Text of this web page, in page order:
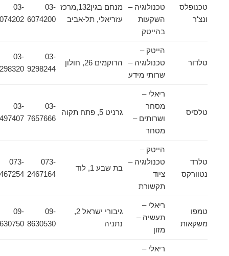
טכנופלס
ונצ'ר
טכנולוגיה –
השקעות
בהייטק
מנחם בגין132,מרכז
עזריאלי, תל-אביב
03-
6074200
6074202
טלדור
הייטק –
טכנולוגיה –
שרותי מידע
הרוקמים 26, חולון
9298244
9298320
טלסיס
ריאלי –
מסחר
ושרותים –
מסחר
גרניט 5, פתח תקוה
7657666
6497407
טלרד
נטוורקס
הייטק –
טכנולוגיה –
תקשורת
בת שבע 1, לוד
073-
2467164
073-
2467254
טמפו
משקאות
ריאלי –
תעשיה –
גיבורי ישראל 2,
נתניה
8630530
8630750
ריאלי –